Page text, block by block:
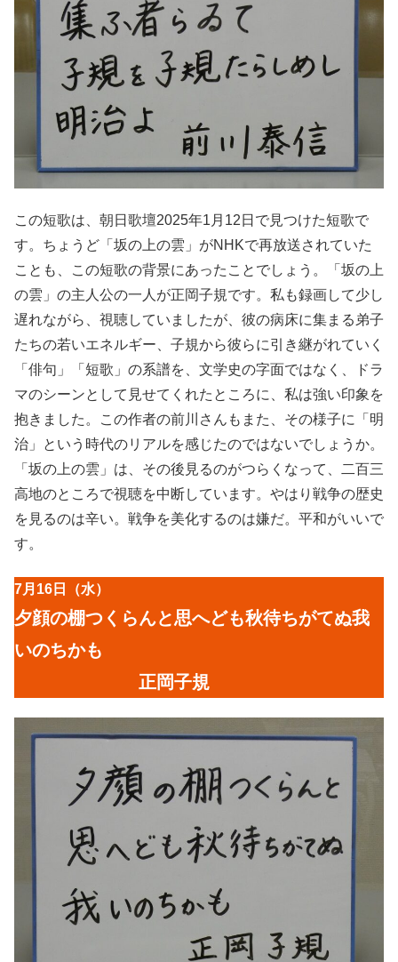
この短歌は、朝日歌壇2025年1月12日で見つけた短歌で
す。ちょうど「坂の上の雲」がNHKで再放送されていた
ことも、この短歌の背景にあったことでしょう。「坂の上
の雲」の主人公の一人が正岡子規です。私も録画して少し
遅れながら、視聴していましたが、彼の病床に集まる弟子
たちの若いエネルギー、子規から彼らに引き継がれていく
「俳句」「短歌」の系譜を、文学史の字面ではなく、ドラ
マのシーンとして見せてくれたところに、私は強い印象を
抱きました。この作者の前川さんもまた、その様子に「明
治」という時代のリアルを感じたのではないでしょうか。
「坂の上の雲」は、その後見るのがつらくなって、二百三
高地のところで視聴を中断しています。やはり戦争の歴史
を見るのは辛い。戦争を美化するのは嫌だ。平和がいいで
す。
7月16日（水）
夕顔の棚つくらんと思へども秋待ちがてぬ我
いのちかも
正岡子規